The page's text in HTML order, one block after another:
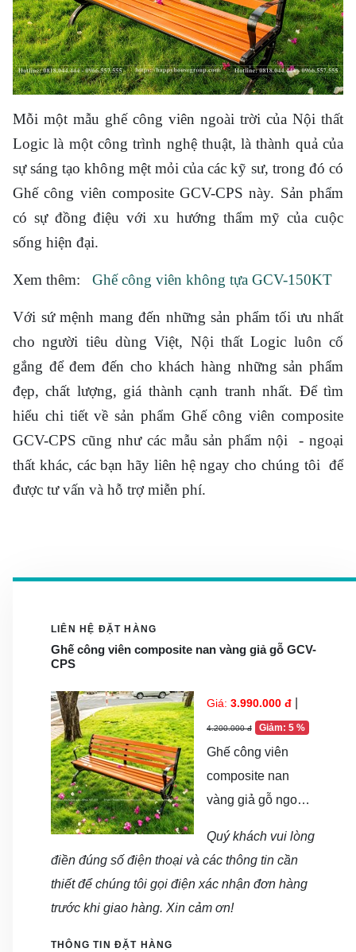
Mỗi một mẫu ghế công viên ngoài trời của Nội thất
Logic là một công trình nghệ thuật, là thành quả của
sự sáng tạo không mệt mỏi của các kỹ sư, trong đó có
Ghế công viên composite GCV-CPS này. Sản phẩm
có sự đồng điệu với xu hướng thẩm mỹ của cuộc
sống hiện đại.
Xem thêm: Ghế công viên không tựa GCV-150KT
Với sứ mệnh mang đến những sản phẩm tối ưu nhất
cho người tiêu dùng Việt, Nội thất Logic luôn cố
gắng để đem đến cho khách hàng những sản phẩm
đẹp, chất lượng, giá thành cạnh tranh nhất. Để tìm
hiểu chi tiết về sản phẩm Ghế công viên composite
GCV-CPS cũng như các mẫu sản phẩm nội - ngoại
thất khác, các bạn hãy liên hệ ngay cho chúng tôi để
được tư vấn và hỗ trợ miễn phí.
LIÊN HỆ ĐẶT HÀNG
Ghế công viên composite nan vàng giả gỗ GCV-
CPS
Giá: 3.990.000 đ
4.200.000 đ Giảm: 5 %
Ghế công viên
composite nan
vàng giả gỗ ngoài
Quý khách vui lòng
điền đúng số điện thoại và các thông tin cần
thiết để chúng tôi gọi điện xác nhận đơn hàng
trước khi giao hàng. Xin cảm ơn!
THÔNG TIN ĐẶT HÀNG